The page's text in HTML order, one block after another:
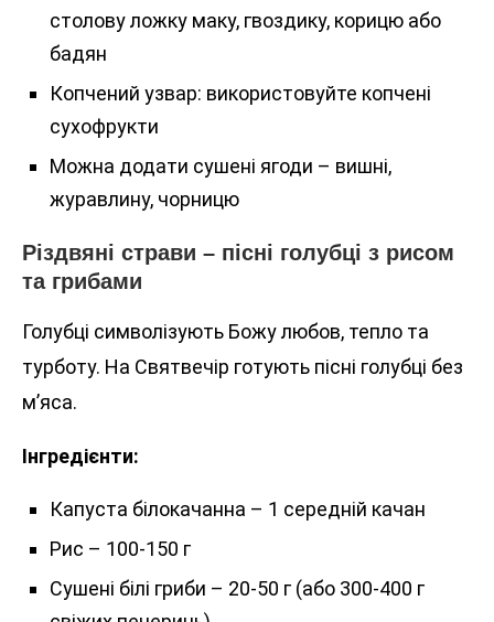
столову ложку маку, гвоздику, корицю або
бадян
Копчений узвар: використовуйте копчені
сухофрукти
Можна додати сушені ягоди – вишні,
журавлину, чорницю
Різдвяні страви – пісні голубці з рисом
та грибами
Голубці символізують Божу любов, тепло та
турботу. На Святвечір готують пісні голубці без
м’яса.
Інгредієнти:
Капуста білокачанна – 1 середній качан
Рис – 100-150 г
Сушені білі гриби – 20-50 г (або 300-400 г